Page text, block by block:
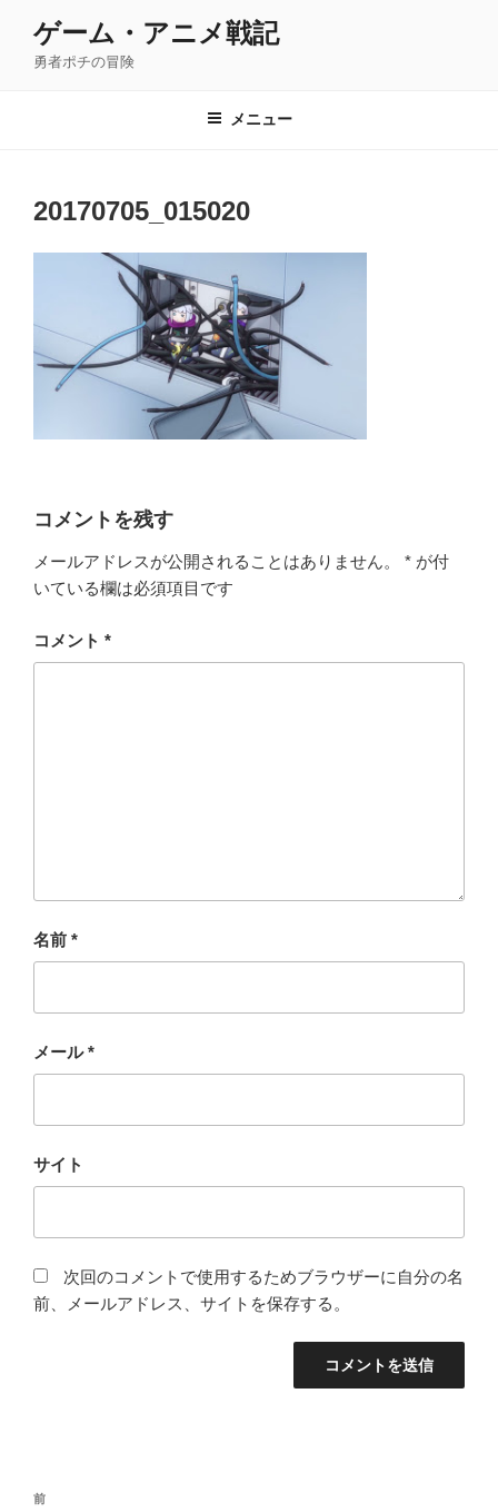
ゲーム・アニメ戦記
勇者ポチの冒険
メニュー
20170705_015020
コメントを残す
メールアドレスが公開されることはありません。 * が付
いている欄は必須項目です
コメント *
名前 *
メール*
サイト
次回のコメントで使用するためブラウザーに自分の名
前、メールアドレス、サイトを保存する。
投
過
前